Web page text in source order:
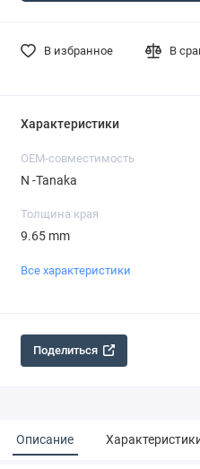
В избранное В
Характеристики
OEM-совместимость
N -Tanaka
Толщина края
9.65 mm
Все характеристики
Поделиться
Описание